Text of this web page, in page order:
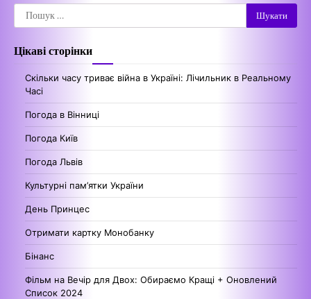
Пошук:
Цікаві сторінки
Скільки часу триває війна в Україні: Лічильник в Реальному
Часі
Погода в Вінниці
Погода Київ
Погода Львів
Культурні пам’ятки України
День Принцес
Отримати картку Монобанку
Бінанс
Фільм на Вечір для Двох: Обираємо Кращі + Оновлений
Список 2024